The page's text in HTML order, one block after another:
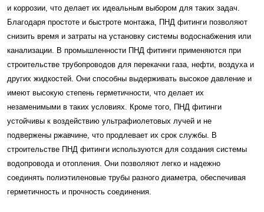
и коррозии, что делает их идеальным выбором для таких задач.
Благодаря простоте и быстроте монтажа, ПНД фитинги позволяют
снизить время и затраты на установку системы водоснабжения или
канализации. В промышленности ПНД фитинги применяются при
строительстве трубопроводов для перекачки газа, нефти, воздуха и
других жидкостей. Они способны выдерживать высокое давление и
имеют высокую степень герметичности, что делает их
незаменимыми в таких условиях. Кроме того, ПНД фитинги
устойчивы к воздействию ультрафиолетовых лучей и не
подвержены ржавчине, что продлевает их срок службы. В
строительстве ПНД фитинги используются для создания системы
водопровода и отопления. Они позволяют легко и надежно
соединять полиэтиленовые трубы разного диаметра, обеспечивая
герметичность и прочность соединения.